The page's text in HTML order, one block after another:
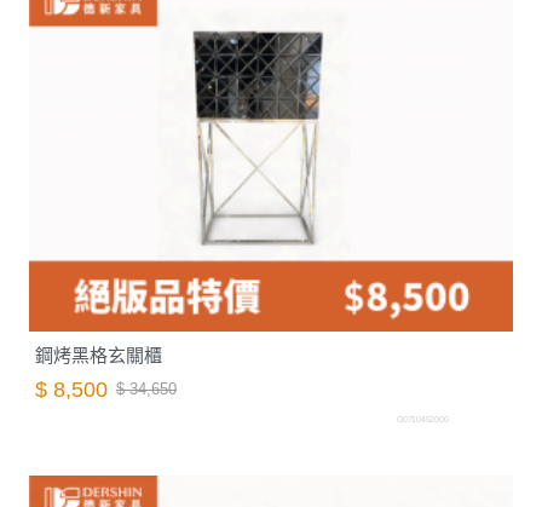
鋼烤黑格玄關櫃
$ 8,500 $ 34,650
O0710452000